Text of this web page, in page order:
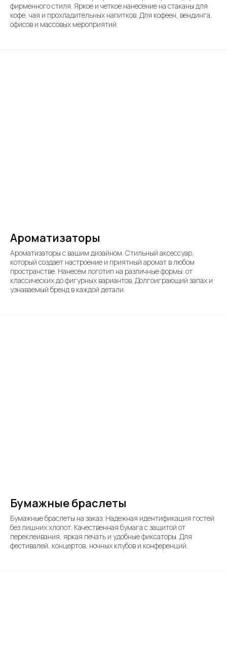
фирменного стиля. Яркое и четкое нанесение на стаканы для
кофе, чая и прохладительных напитков. Для кофеен, вендинга,
офисов и массовых мероприятий.
Ароматизаторы
Ароматизаторы с вашим дизайном. Стильный аксессуар,
который создает настроение и приятный аромат в любом
пространстве. Нанесем логотип на различные формы: от
классических до фигурных вариантов. Долгоиграющий запах и
узнаваемый бренд в каждой детали.
Бумажные браслеты
Бумажные браслеты на заказ. Надежная идентификация гостей
без лишних хлопот. Качественная бумага с защитой от
переклеивания, яркая печать и удобные фиксаторы. Для
фестивалей, концертов, ночных клубов и конференций.